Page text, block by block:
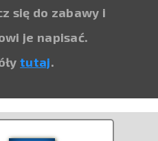
się do zabawy i
je napisać.
tutaj.